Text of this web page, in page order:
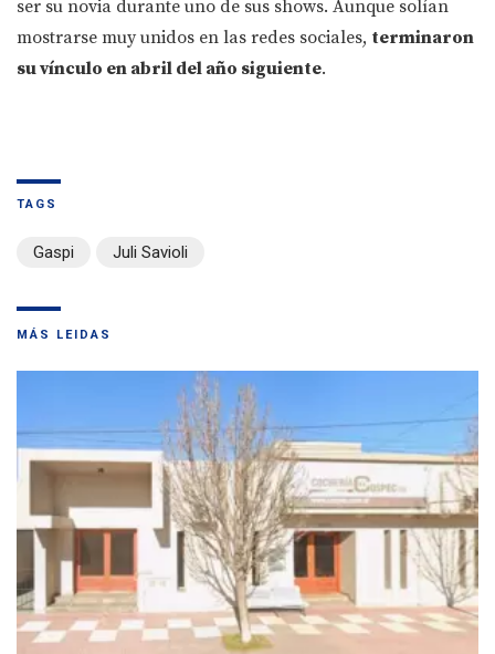
ser su novia durante uno de sus shows. Aunque solían
mostrarse muy unidos en las redes sociales, terminaron
su vínculo en abril del año siguiente.
TAGS
Gaspi Juli Savioli
MÁS LEIDAS